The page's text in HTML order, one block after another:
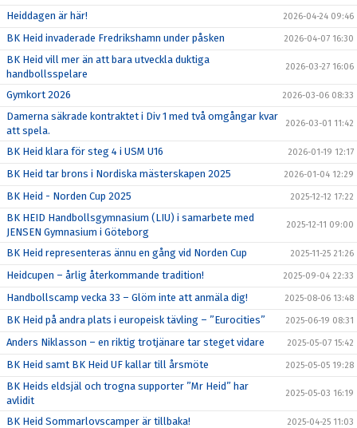
Heiddagen är här! 2026-04-24 09:46
BK Heid invaderade Fredrikshamn under påsken 2026-04-07 16:30
BK Heid vill mer än att bara utveckla duktiga
handbollsspelare
2026-03-27 16:06
Gymkort 2026 2026-03-06 08:33
Damerna säkrade kontraktet i Div 1 med två omgångar kvar
att spela.
2026-03-01 11:42
BK Heid klara för steg 4 i USM U16 2026-01-19 12:17
BK Heid tar brons i Nordiska mästerskapen 2025 2026-01-04 12:29
BK Heid - Norden Cup 2025 2025-12-12 17:22
BK HEID Handbollsgymnasium (LIU) i samarbete med
JENSEN Gymnasium i Göteborg
2025-12-11 09:00
BK Heid representeras ännu en gång vid Norden Cup 2025-11-25 21:26
Heidcupen – årlig återkommande tradition! 2025-09-04 22:33
Handbollscamp vecka 33 – Glöm inte att anmäla dig! 2025-08-06 13:48
BK Heid på andra plats i europeisk tävling – ”Eurocities” 2025-06-19 08:31
Anders Niklasson – en riktig trotjänare tar steget vidare 2025-05-07 15:42
BK Heid samt BK Heid UF kallar till årsmöte 2025-05-05 19:28
BK Heids eldsjäl och trogna supporter ”Mr Heid” har
avlidit
2025-05-03 16:19
BK Heid Sommarlovscamper är tillbaka! 2025-04-25 11:03